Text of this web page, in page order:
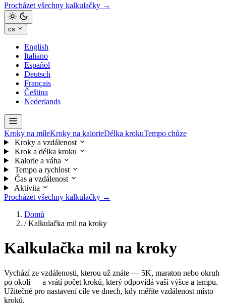
Procházet všechny kalkulačky →
cs
English
Italiano
Español
Deutsch
Français
Čeština
Nederlands
Kroky na míleKroky na kalorieDélka krokuTempo chůze
Kroky a vzdálenost
Krok a délka kroku
Kalorie a váha
Tempo a rychlost
Čas a vzdálenost
Aktivita
Procházet všechny kalkulačky →
Domů
/ Kalkulačka mil na kroky
Kalkulačka mil na kroky
Vychází ze vzdálenosti, kterou už znáte — 5K, maraton nebo okruh
po okolí — a vrátí počet kroků, který odpovídá vaší výšce a tempu.
Užitečné pro nastavení cíle ve dnech, kdy měříte vzdálenost místo
kroků.